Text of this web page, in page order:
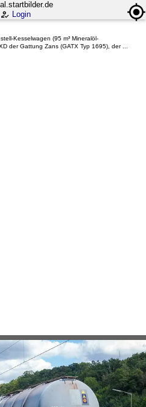
Login
Kesselwagen (95 m³ Mineralöl-
der Gattung Zans (GATX Typ 1695), der ...